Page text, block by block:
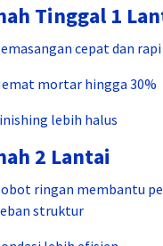
Tinggal 1
cepat dan rapi
mortar hingga 30%
lebih halus
2 Lantai
ringan membantu
struktur